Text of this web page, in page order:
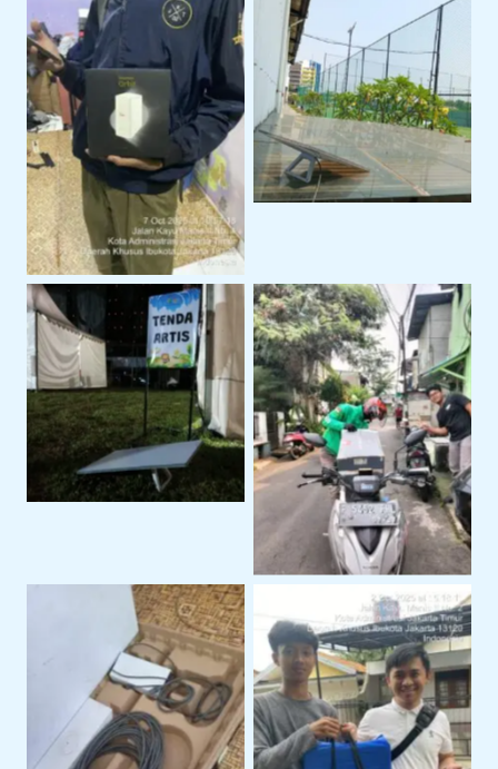
Internet Alternatif
Dengan Sewa Modem
Orbit
Sewa Starlink Mini
Untuk Kebutuhan
Internet Portable
Penggunaan Untuk
Event Outdoor
Pengiriman Perangkat
ke Lokasi Proyek Klien
Perangkat Starlink
Siap Pakai Untuk
Operasional
Serah Terima Sewa
Starlink Di Area
Jakarta Timur